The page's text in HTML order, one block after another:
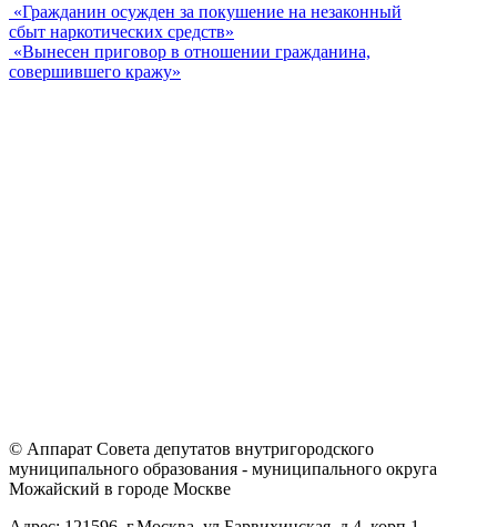
«Гражданин осужден за покушение на незаконный
сбыт наркотических средств»
«Вынесен приговор в отношении гражданина,
совершившего кражу»
© Аппарат Совета депутатов внутригородского
муниципального образования - муниципального округа
Можайский в городе Москве